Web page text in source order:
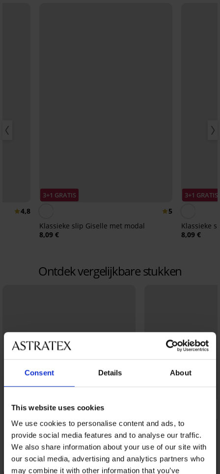
Consent Details About
This website uses cookies
We use cookies to personalise content and ads, to
provide social media features and to analyse our traffic.
We also share information about your use of our site with
our social media, advertising and analytics partners who
may combine it with other information that you’ve
4,8
3+1 GRATIS
5
Klassieke slip Giselle met modal
8,09 €
3+1 GRATIS
Klassieke
8,09 €
Ontdek vergelijkbare stukken